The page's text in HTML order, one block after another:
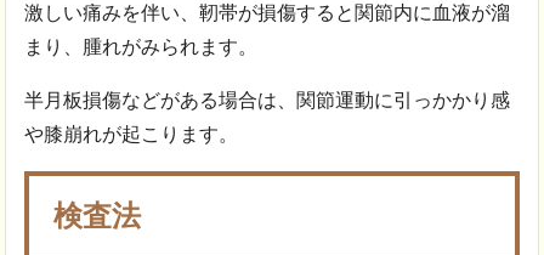
激しい痛みを伴い、靭帯が損傷すると関節内に血液が溜
まり、腫れがみられます。
半月板損傷などがある場合は、関節運動に引っかかり感
や膝崩れが起こります。
検査法